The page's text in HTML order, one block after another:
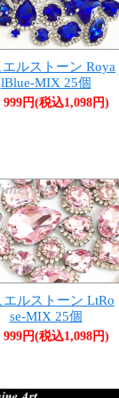
ルストーン Roya
lBlue-MIX 25個
999円(税込1,098円)
エルストーン LtRo
se-MIX 25個
999円(税込1,098円)